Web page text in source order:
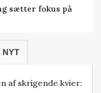
sætter fokus på
NYT
af skrigende kvier: